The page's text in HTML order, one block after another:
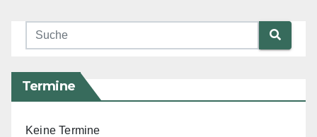
Termine
Keine Termine